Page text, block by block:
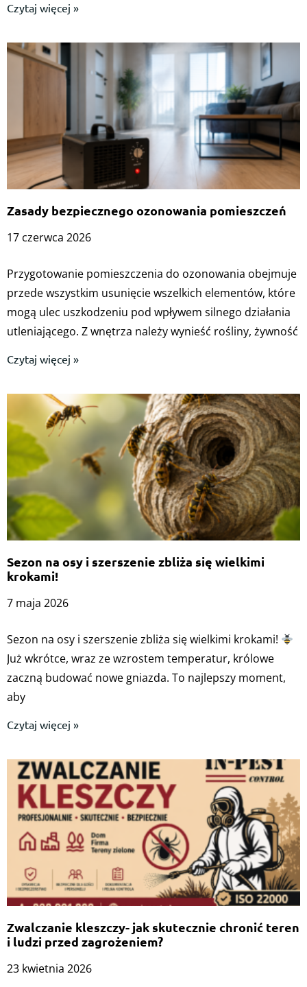
Czytaj więcej »
Zasady bezpiecznego ozonowania pomieszczeń
17 czerwca 2026
Przygotowanie pomieszczenia do ozonowania obejmuje
przede wszystkim usunięcie wszelkich elementów, które
mogą ulec uszkodzeniu pod wpływem silnego działania
utleniającego. Z wnętrza należy wynieść rośliny, żywność
Czytaj więcej »
Sezon na osy i szerszenie zbliża się wielkimi
krokami!
7 maja 2026
Sezon na osy i szerszenie zbliża się wielkimi krokami!
Już wkrótce, wraz ze wzrostem temperatur, królowe
zaczną budować nowe gniazda. To najlepszy moment,
aby
Czytaj więcej »
Zwalczanie kleszczy- jak skutecznie chronić teren
i ludzi przed zagrożeniem?
23 kwietnia 2026